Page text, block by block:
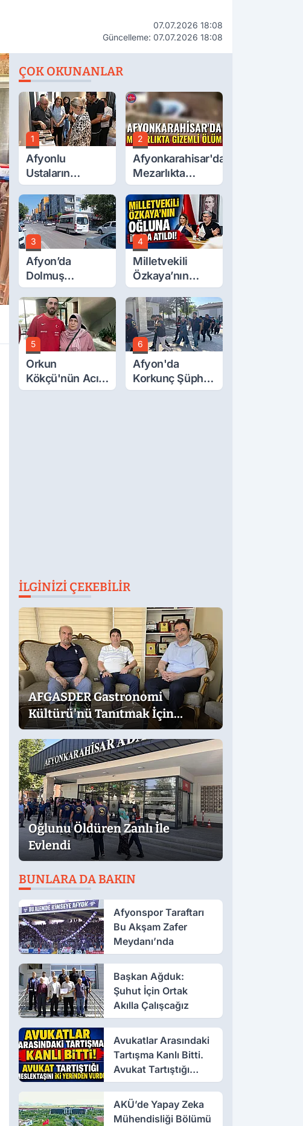
07.07.2026 18:08
Güncelleme: 07.07.2026 18:08
ÇOK OKUNANLAR
1
Afyonlu
Ustaların
Eserleri
Görücüye Çıktı
2
Afyonkarahisar'da
Mezarlıkta
Gizemli Ölüm
3
Afyon’da
Dolmuş
Ücretlerine
Yüzde 40 Zam
Talebi
4
Milletvekili
Özkaya’nın
Oğluna İftira
Atıldı
5
Orkun
Kökçü'nün Acı
Günü... Cenaze
6
Afyon'da
Korkunç Şüphe!
Düştü Mü,
İLGINIZI ÇEKEBILIR
AFGASDER Gastronomi
Kültürü'nü Tanıtmak İçin
Çalışıyor
Oğlunu Öldüren Zanlı İle
Evlendi
BUNLARA DA BAKIN
Afyonspor Taraftarı
Bu Akşam Zafer
Meydanı’nda
Başkan Ağduk:
Şuhut İçin Ortak
Akılla Çalışcağız
Avukatlar Arasındaki
Tartışma Kanlı Bitti.
Avukat Tartıştığı
Meslektaşını İki
Yerinden Vurdu
AKÜ’de Yapay Zeka
Mühendisliği Bölümü